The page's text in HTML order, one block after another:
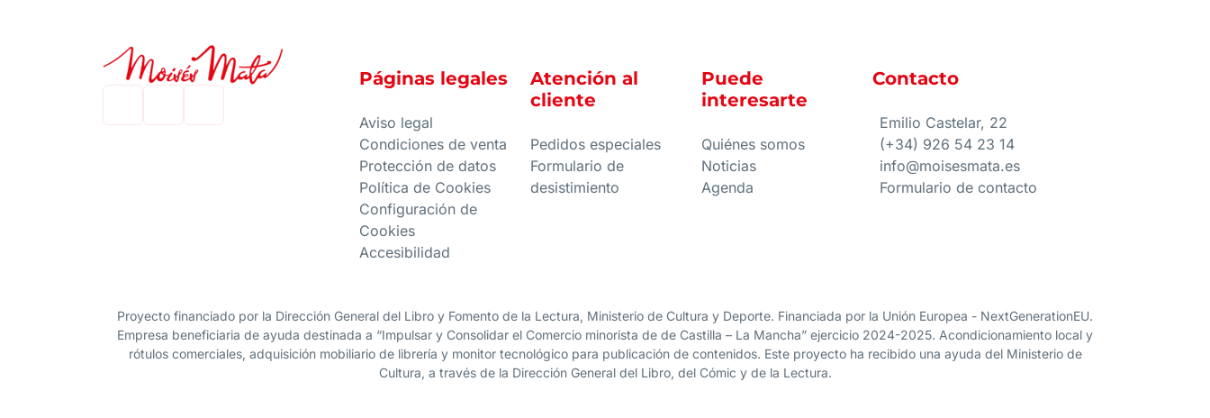
Páginas legales
Aviso legal
Condiciones de venta
Protección de datos
Política de Cookies
Configuración de
Cookies
Accesibilidad
Atención al
cliente
Pedidos especiales
Formulario de
desistimiento
Puede
interesarte
Quiénes somos
Noticias
Agenda
Contacto
Emilio Castelar, 22
(+34) 926 54 23 14
info@moisesmata.es
Formulario de contacto
Proyecto financiado por la Dirección General del Libro y Fomento de la Lectura, Ministerio de Cultura y Deporte. Financiada por la Unión Europea - NextGenerationEU.
Empresa beneficiaria de ayuda destinada a “Impulsar y Consolidar el Comercio minorista de de Castilla – La Mancha” ejercicio 2024-2025. Acondicionamiento local y
rótulos comerciales, adquisición mobiliario de librería y monitor tecnológico para publicación de contenidos. Este proyecto ha recibido una ayuda del Ministerio de
Cultura, a través de la Dirección General del Libro, del Cómic y de la Lectura.